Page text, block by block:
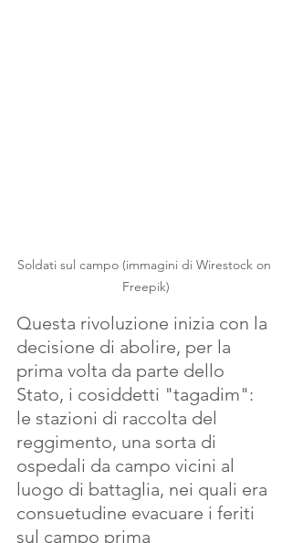
Soldati sul campo (immagini di Wirestock on
Freepik)
Questa rivoluzione inizia con la
decisione di abolire, per la
prima volta da parte dello
Stato, i cosiddetti "tagadim":
le stazioni di raccolta del
reggimento, una sorta di
ospedali da campo vicini al
luogo di battaglia, nei quali era
consuetudine evacuare i feriti
sul campo prima